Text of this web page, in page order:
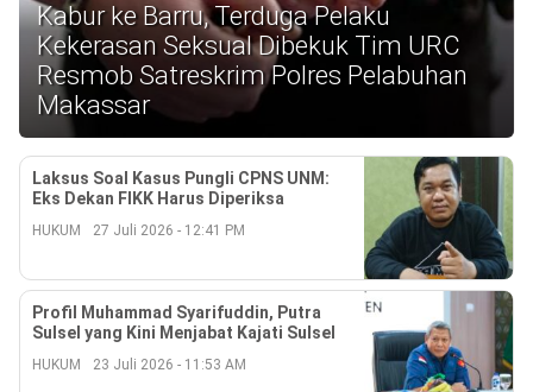
Copyright
2026
lensasulsel.com
Right
Reserved
Kabur ke Barru, Terduga Pelaku
Kekerasan Seksual Dibekuk Tim URC
Resmob Satreskrim Polres Pelabuhan
Makassar
Laksus Soal Kasus Pungli CPNS UNM:
Eks Dekan FIKK Harus Diperiksa
HUKUM 27 Juli 2026 - 12:41 PM
Profil Muhammad Syarifuddin, Putra
Sulsel yang Kini Menjabat Kajati Sulsel
HUKUM 23 Juli 2026 - 11:53 AM